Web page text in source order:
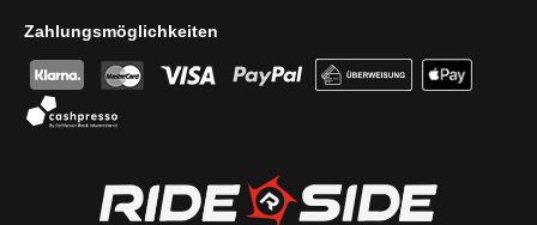
Zahlungsmöglichkeiten